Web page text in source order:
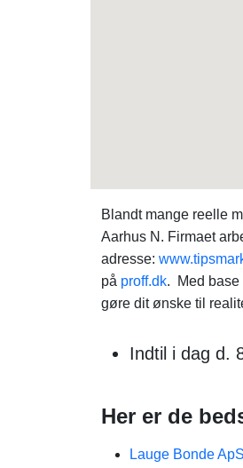
Blandt mange reelle
Aarhus N. Firmaet
adresse:
på proff.dk. Med base
gøre dit ønske til
Indtil i dag d.
Her er de
Lauge Bonde ApS